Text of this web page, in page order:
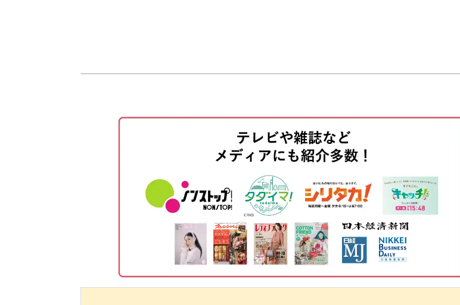
と素敵に過ごしましょう。
土台にホワイトのジェルを塗る
ピンクとパープルのジェルを重ねる
クリアジェルでコーティングする
ガラスを貼りつけてパーツを作る
ガラスに金具をつける
パーツを組み立てる